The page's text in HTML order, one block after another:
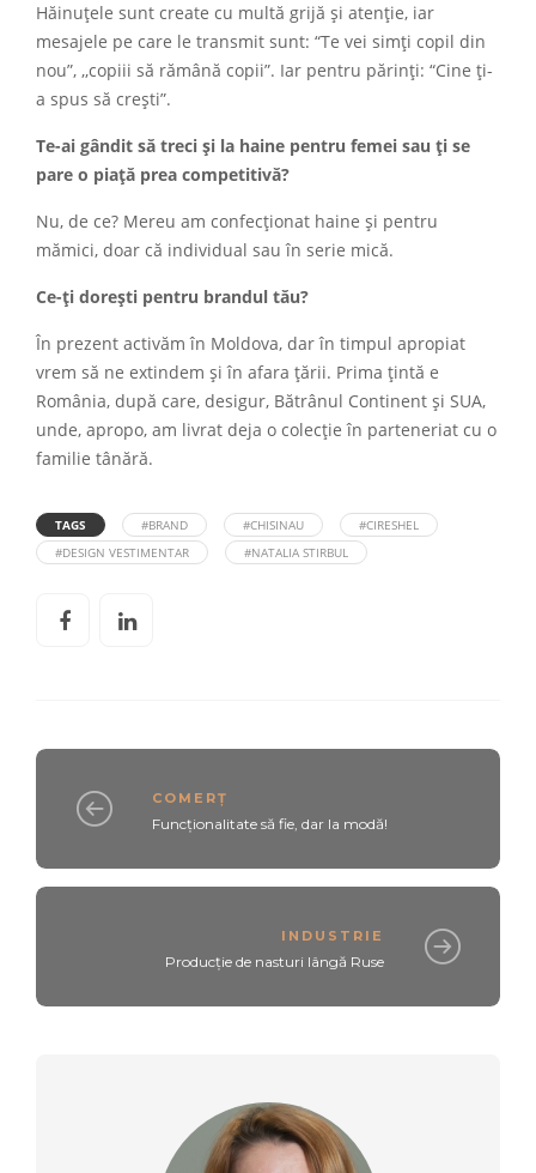
Hăinuțele sunt create cu multă grijă și atenție, iar
mesajele pe care le transmit sunt: “Te vei simți copil din
nou”, ,,copiii să rămână copii”. Iar pentru părinți: “Cine ți-
a spus să crești”.
Te-ai gândit să treci și la haine pentru femei sau ți se
pare o piață prea competitivă?
Nu, de ce? Mereu am confecționat haine și pentru
mămici, doar că individual sau în serie mică.
Ce-ți dorești pentru brandul tău?
În prezent activăm în Moldova, dar în timpul apropiat
vrem să ne extindem și în afara țării. Prima țintă e
România, după care, desigur, Bătrânul Continent și SUA,
unde, apropo, am livrat deja o colecție în parteneriat cu o
familie tânără.
TAGS #BRAND #CHISINAU
#CIRESHEL
#DESIGN VESTIMENTAR
#NATALIA STIRBUL
COMERȚ
Funcționalitate să fie, dar la modă!
INDUSTRIE
Producție de nasturi lângă Ruse